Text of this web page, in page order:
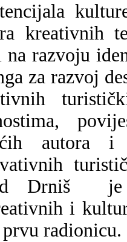
kreativnih
razvoju
za razvoj
autora i
Drniš je
i
radionicu.